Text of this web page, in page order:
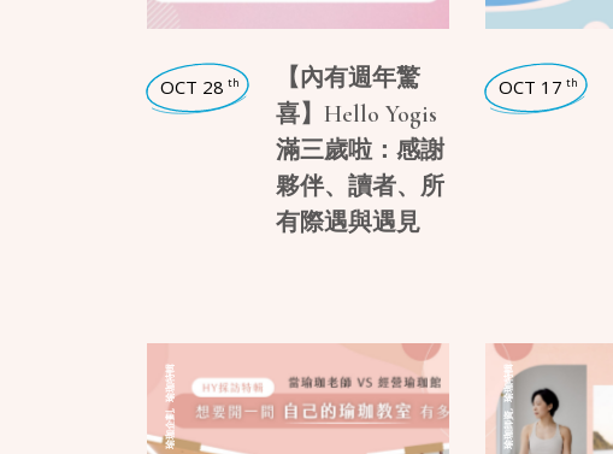
OCT 28 th
【內有週年驚
喜】Hello Yogis
滿三歲啦：感謝
夥伴、讀者、所
有際遇與遇見
OCT 17 th
瑜珈企劃
瑜珈特輯
瑜珈師資
瑜珈特輯